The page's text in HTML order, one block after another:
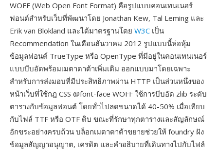
WOFF (Web Open Font Format) คือรูปแบบคอนเทนเนอร์
ฟอนต์สำหรับเว็บที่พัฒนาโดย Jonathan Kew, Tal Leming และ
Erik van Blokland และได้มาตรฐานโดย W3C เป็น
Recommendation ในเดือนธันวาคม 2012 รูปแบบนี้ห่อหุ้ม
ข้อมูลฟอนต์ TrueType หรือ OpenType ที่มีอยู่ในคอนเทนเนอร์
แบบบีบอัดพร้อมเมตาดาต้าเพิ่มเติม ออกแบบมาโดยเฉพาะ
สำหรับการส่งมอบที่มีประสิทธิภาพผ่าน HTTP เป็นส่วนหนึ่งของ
หน้าเว็บที่ใช้กฎ CSS @font-face WOFF ใช้การบีบอัด zlib ระดับ
ตารางกับข้อมูลฟอนต์ โดยทั่วไปลดขนาดได้ 40-50% เมื่อเทียบ
กับไฟล์ TTF หรือ OTF ดิบ ขณะที่รักษาทุกตารางและสัญลักษณ์
อักขระอย่างครบถ้วน บล็อกเมตาดาต้าขยายช่วยให้ foundry ฝัง
ข้อมูลสัญญาอนุญาต, เครดิต และคำอธิบายที่เดินทางไปกับไฟล์